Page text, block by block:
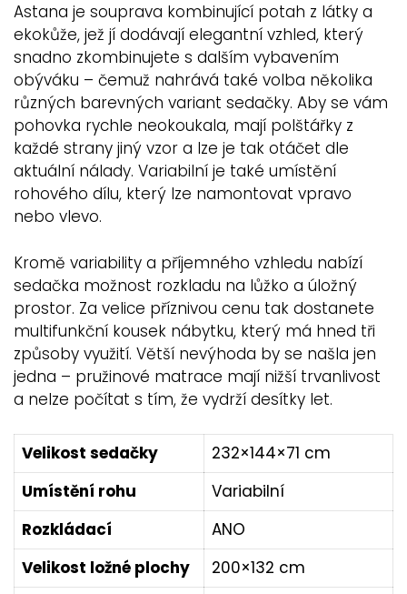
Astana je souprava kombinující potah z látky a
ekokůže, jež jí dodávají elegantní vzhled, který
snadno zkombinujete s dalším vybavením
obýváku – čemuž nahrává také volba několika
různých barevných variant sedačky. Aby se vám
pohovka rychle neokoukala, mají polštářky z
každé strany jiný vzor a lze je tak otáčet dle
aktuální nálady. Variabilní je také umístění
rohového dílu, který lze namontovat vpravo
nebo vlevo.
Kromě variability a příjemného vzhledu nabízí
sedačka možnost rozkladu na lůžko a úložný
prostor. Za velice příznivou cenu tak dostanete
multifunkční kousek nábytku, který má hned tři
způsoby využití. Větší nevýhoda by se našla jen
jedna – pružinové matrace mají nižší trvanlivost
a nelze počítat s tím, že vydrží desítky let.
Velikost sedačky
232×144×71 cm
Umístění rohu
Variabilní
Rozkládací
ANO
Velikost ložné plochy
200×132 cm